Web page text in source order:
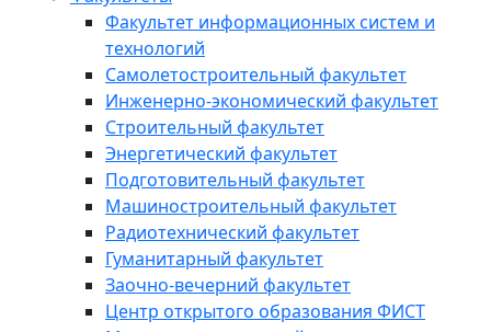
Факультет информационных систем и
технологий
Самолетостроительный факультет
Инженерно-экономический факультет
Строительный факультет
Энергетический факультет
Подготовительный факультет
Машиностроительный факультет
Радиотехнический факультет
Гуманитарный факультет
Заочно-вечерний факультет
Центр открытого образования ФИСТ